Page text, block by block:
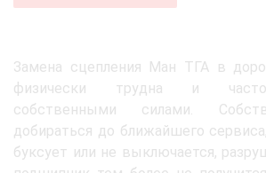
Замена сцепления Ман ТГА в
физически трудна и
собственными силами.
добираться до ближайшего
буксует или не выключается,